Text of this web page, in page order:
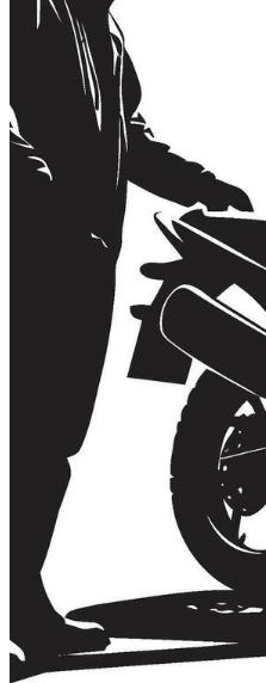
Motion Graphics
Redaktionelle Bilder
Redaktionelle Ereignisse